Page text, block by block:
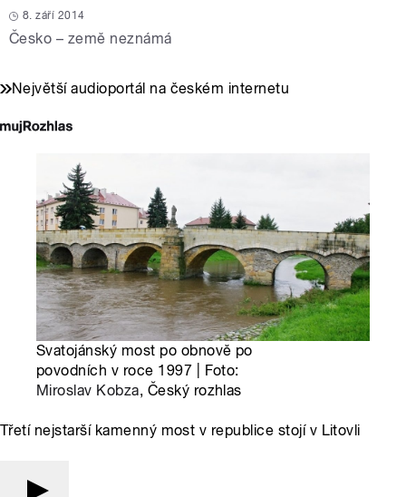
8. září 2014
Česko – země neznámá
Největší audioportál na českém internetu
Svatojánský most po obnově po
povodních v roce 1997 | Foto:
Miroslav Kobza, Český rozhlas
Třetí nejstarší kamenný most v republice stojí v Litovli